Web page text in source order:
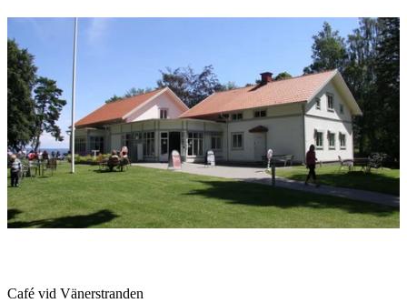
Bildspel
med
bilder
Beskrivning
Café vid Vänerstranden